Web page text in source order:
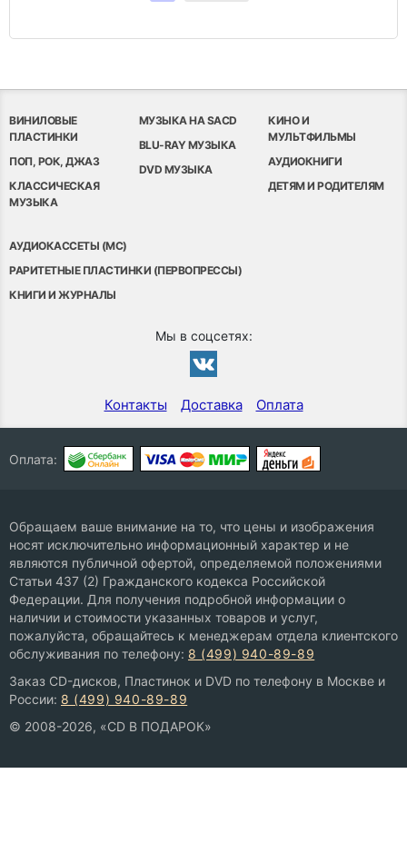
ВИНИЛОВЫЕ
ПЛАСТИНКИ
ПОП, РОК, ДЖАЗ
КЛАССИЧЕСКАЯ
МУЗЫКА
МУЗЫКА НА SACD
BLU-RAY МУЗЫКА
DVD МУЗЫКА
КИНО И
МУЛЬТФИЛЬМЫ
АУДИОКНИГИ
ДЕТЯМ И РОДИТЕЛЯМ
АУДИОКАССЕТЫ (MC)
РАРИТЕТНЫЕ ПЛАСТИНКИ (ПЕРВОПРЕССЫ)
КНИГИ И ЖУРНАЛЫ
Мы в соцсетях:
Контакты Доставка Оплата
Оплата:
Обращаем ваше внимание на то, что цены и изображения
носят исключительно информационный характер и не
являются публичной офертой, определяемой положениями
Статьи 437 (2) Гражданского кодекса Российской
Федерации. Для получения подробной информации о
наличии и стоимости указанных товаров и услуг,
пожалуйста, обращайтесь к менеджерам отдела клиентского
обслуживания по телефону: 8 (499) 940-89-89
Заказ CD-дисков, Пластинок и DVD по телефону в Москве и
России: 8 (499) 940-89-89
© 2008-2026, «CD В ПОДАРОК»